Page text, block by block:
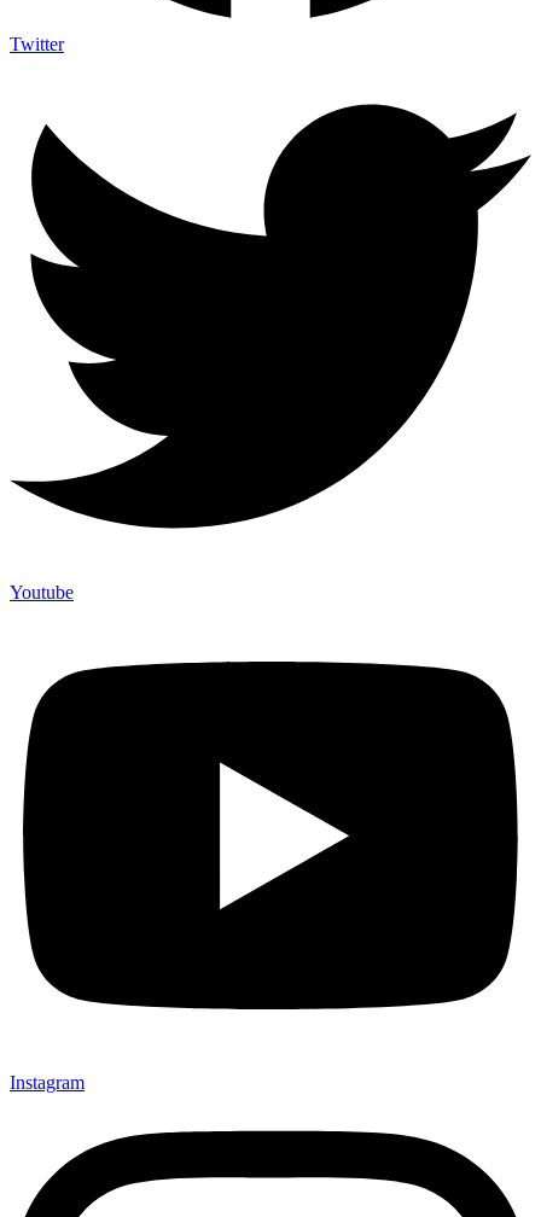
Twitter
Youtube
Instagram